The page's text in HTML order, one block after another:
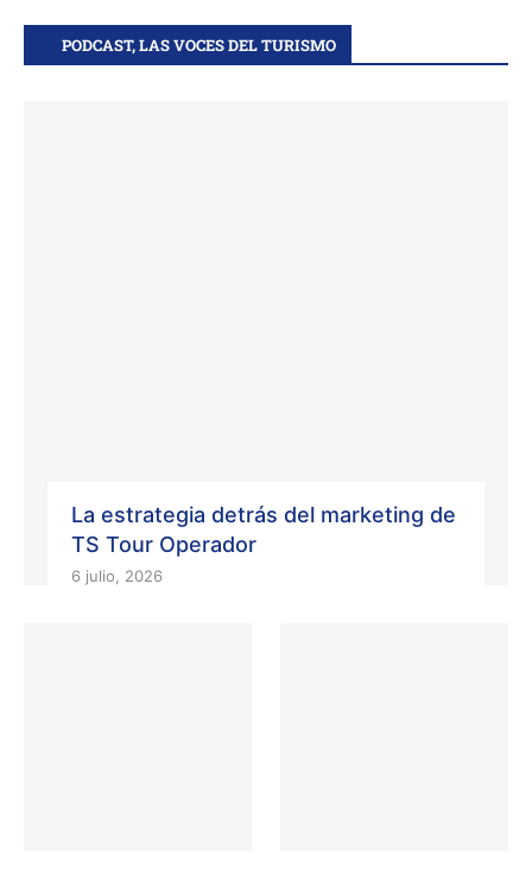
PODCAST, LAS VOCES DEL TURISMO
La estrategia detrás del marketing de
TS Tour Operador
6 julio, 2026